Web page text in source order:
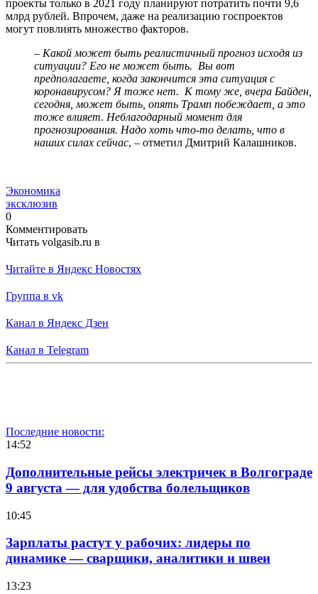
проекты только в 2021 году планируют потратить почти 9,6
млрд рублей. Впрочем, даже на реализацию госпроектов
могут повлиять множество факторов.
– Какой может быть реалистичный прогноз исходя из
ситуации? Его не может быть. Вы вот
предполагаете, когда закончится эта ситуация с
коронавирусом? Я тоже нет. К тому же, вчера Байден,
сегодня, может быть, опять Трамп побеждает, а это
тоже влияет. Неблагодарный момент для
прогнозирования. Надо хоть что-то делать, что в
наших силах сейчас, – отметил Дмитрий Калашников.
Экономика
эксклюзив
0
Комментировать
Читать volgasib.ru в
Читайте в Яндекс Новостях
Группа в vk
Канал в Яндекс Дзен
Канал в Telegram
Последние новости:
14:52
Дополнительные рейсы электричек в Волгограде
9 августа — для удобства болельщиков
10:45
Зарплаты растут у рабочих: лидеры по
динамике — сварщики, аналитики и швеи
13:23